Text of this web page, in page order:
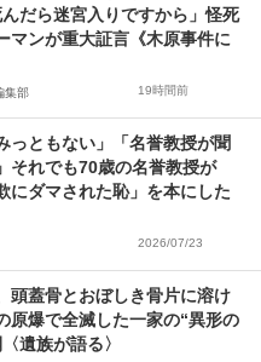
だら迷宮入りですから」怪死
マンが重大証言《木原事件に
集部 19時間前
っともない」「名誉教授が聞
それでも70歳の名誉教授が
にダマされた恥」を本にした
2026/07/23
頭蓋骨とおぼしき骨片に溶け
原爆で全滅した一家の“異形の
遺族が語る〉